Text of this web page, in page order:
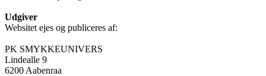
Udgiver
Websitet ejes og publiceres af:
PK SMYKKEUNIVERS
Lindealle 9
6200 Aabenraa